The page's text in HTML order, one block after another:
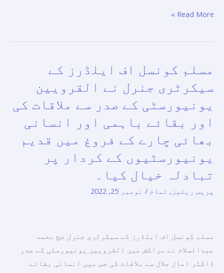
Read More »
مسلم کونسل اف ایلڈرز کے
سیکرٹری جنرل نے القرویین
یونیورسٹی کے صدر سے ملاقات کی
اور بقائے باہمی اور انسانی
بھائی چارے کے فروغ میں قدیم
یونیورسٹیوں کے کردار پر
تبادلہ خیال کیا۔
پریس ریلیز , تمام / نومبر 25, 2022
مسلم کونسل اف ایلڈرز کے سیکرٹری جنرل جج محمد
عبدالسلام نے مراکش میں القرویین یونیورسٹی کے صدر
ڈاکٹر امال جلال سے ملاقات کی جس میں انسانی بقائے
اف
ایلڈرز
کے
سیکرٹری
جنرل
نے
القرویین
یونیورسٹی
ملاقات
کی
اور